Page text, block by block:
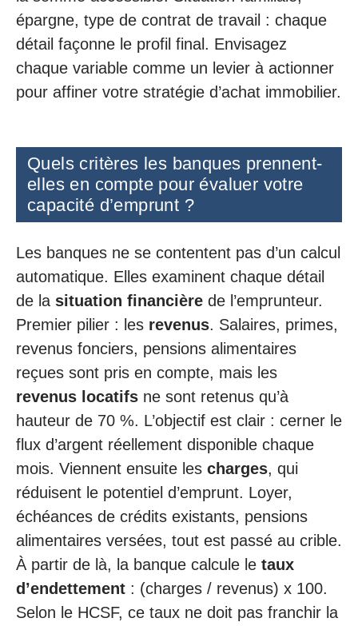
épargne, type de contrat de travail : chaque
détail façonne le profil final. Envisagez
chaque variable comme un levier à actionner
pour affiner votre stratégie d’achat immobilier.
Quels critères les banques prennent-
elles en compte pour évaluer votre
capacité d’emprunt ?
Les banques ne se contentent pas d’un calcul
automatique. Elles examinent chaque détail
de la situation financière de l’emprunteur.
Premier pilier : les revenus. Salaires, primes,
revenus fonciers, pensions alimentaires
reçues sont pris en compte, mais les
revenus locatifs ne sont retenus qu’à
hauteur de 70 %. L’objectif est clair : cerner le
flux d’argent réellement disponible chaque
mois. Viennent ensuite les charges, qui
réduisent le potentiel d’emprunt. Loyer,
échéances de crédits existants, pensions
alimentaires versées, tout est passé au crible.
À partir de là, la banque calcule le taux
d’endettement : (charges / revenus) x 100.
Selon le HCSF, ce taux ne doit pas franchir la